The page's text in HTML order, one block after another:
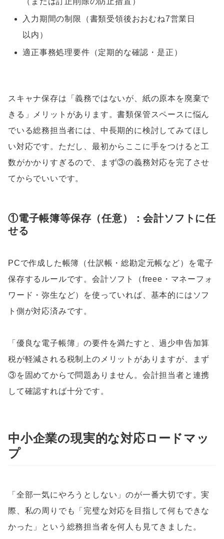
入力期間の制限（書類受領後おおむね7営業日
以内）
適正事務処理要件（定期的な確認・是正）
スキャナ保存は「義務ではないが、紙の原本を廃棄で
きる」メリットがあります。書類保管スペースに悩ん
でいる総務担当者には、中長期的に検討してみてほし
い対応です。ただし、最初からここに手をつけると工
数がかかりすぎるので、まず③の義務対応を完了させ
てからでいいです。
①電子帳簿等保存（任意）：会計ソフトに任
せる
PCで作成した帳簿（仕訳帳・総勘定元帳など）を電子
保存するルールです。会計ソフト（freee・マネーフォ
ワード・弥生など）を使っていれば、基本的にはソフ
ト側が対応済みです。
「優良な電子帳簿」の要件を満たすと、過少申告加算
税が軽減される税制上のメリットがありますが、まず
③を固めてからで問題ありません。会計担当者と連携
して確認すれば十分です。
中小企業の現実的な対応ロードマッ
プ
「全部一気にやろうとしない」のが一番大切です。実
際、私の周りでも「完璧な対応を目指して何もできな
かった」という総務担当者を何人も見てきました。